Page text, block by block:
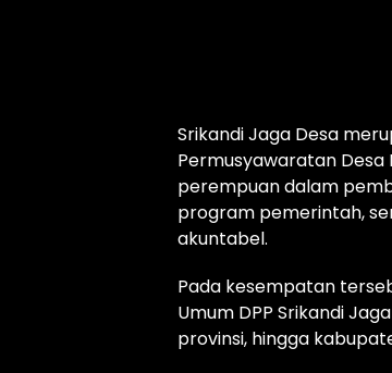
Srikandi Jaga Desa
Permusyawaratan
perempuan dalam
program pemerintah,
akuntabel.
Pada kesempatan
Umum DPP Srikandi
provinsi, hingga